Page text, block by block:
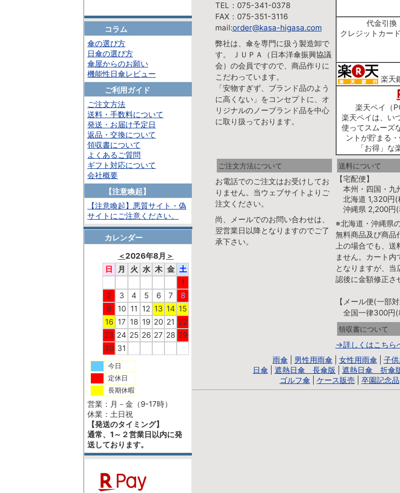
コラム
傘の選び方
日傘の選び方
傘屋からのお願い
機能性日傘レビュー
ご利用ガイド
ご注文方法
送料・手数料について
発送・お届け予定日
返品・交換について
領収書について
よくあるご質問
ギフト対応について
会社概要
【注意喚起】
【注意喚起】悪質サイト・偽
サイトにご注意ください。
カレンダー
＜ 2026年8月 ＞
日
月 火 水 木 金 土
1
2
3 4 5 6 7
8
9
10 11 12 13 14 15
16 17 18 19 20 21 22
23 24 25 26 27 28 29
30 31
今日
定休日
長期休暇
営業：月－金（9-17時）
休業：土日祝
【発送のタイミング】
通常、1～２営業日以内に発
送しております。
TEL：075-341-0378
FAX：075-351-3116
mail:order@kasa-higasa.com
弊社は、傘を専門に扱う製造卸で
す。 ＪＵＰＡ（日本洋傘振興協議
会）の会員ですので、商品作りに
こだわっています。
「安物すぎず、ブランド品のよう
に高くない」をコンセプトに、オ
リジナルのノーブランド品を中心
に取り扱っております。
代金引換
クレジットカー
楽天
楽天ペイ（
楽天ペイは、い
使ってスムーズ
ントが貯まる
「お得」な
ご注文方法について
お電話でのご注文はお受けしてお
りません。当ウェブサイトよりご
注文ください。
尚、メールでのお問い合わせは、
翌営業日以降となりますのでご了
承下さい。
送料について
【宅配便】
本州・四国・九
北海道 1,320円(
沖縄県 2,200円(
※北海道・沖縄県
無料商品及び商品
上の場合でも、送
ません。カート内
となりますが、当
認後に金額修正さ
【メール便(一部
全国一律300円(
領収書について
→詳しくはこちら
雨傘| 男性用雨傘| 女性用雨傘| 子
日傘
遮熱日傘 長傘版 遮熱日傘 折傘
ゴルフ傘| ケース販売 卒園記念品